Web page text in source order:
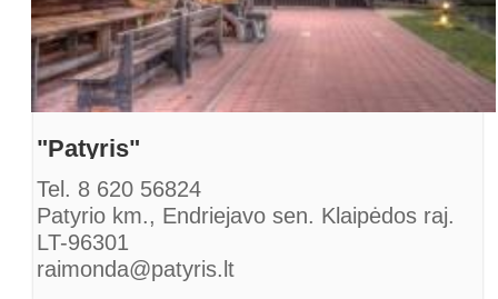
"Patyris"
Tel. 8 620 56824
Patyrio km., Endriejavo sen. Klaipėdos raj.
LT-96301
raimonda@patyris.lt